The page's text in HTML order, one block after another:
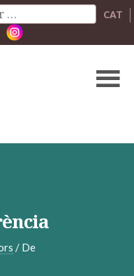
CAT
/ De